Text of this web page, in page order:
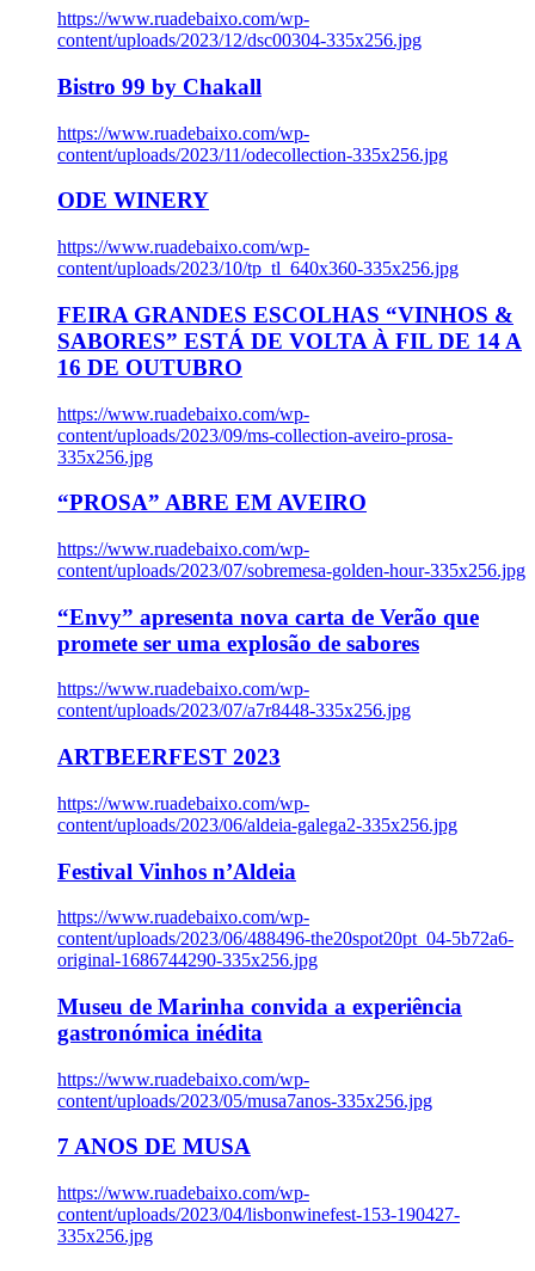
https://www.ruadebaixo.com/wp-
content/uploads/2023/12/dsc00304-335x256.jpg
Bistro 99 by Chakall
https://www.ruadebaixo.com/wp-
content/uploads/2023/11/odecollection-335x256.jpg
ODE WINERY
https://www.ruadebaixo.com/wp-
content/uploads/2023/10/tp_tl_640x360-335x256.jpg
FEIRA GRANDES ESCOLHAS “VINHOS &
SABORES” ESTÁ DE VOLTA À FIL DE 14 A
16 DE OUTUBRO
https://www.ruadebaixo.com/wp-
content/uploads/2023/09/ms-collection-aveiro-prosa-
335x256.jpg
“PROSA” ABRE EM AVEIRO
https://www.ruadebaixo.com/wp-
content/uploads/2023/07/sobremesa-golden-hour-335x256.jpg
“Envy” apresenta nova carta de Verão que
promete ser uma explosão de sabores
https://www.ruadebaixo.com/wp-
content/uploads/2023/07/a7r8448-335x256.jpg
ARTBEERFEST 2023
https://www.ruadebaixo.com/wp-
content/uploads/2023/06/aldeia-galega2-335x256.jpg
Festival Vinhos n’Aldeia
https://www.ruadebaixo.com/wp-
content/uploads/2023/06/488496-the20spot20pt_04-5b72a6-
original-1686744290-335x256.jpg
Museu de Marinha convida a experiência
gastronómica inédita
https://www.ruadebaixo.com/wp-
content/uploads/2023/05/musa7anos-335x256.jpg
7 ANOS DE MUSA
https://www.ruadebaixo.com/wp-
content/uploads/2023/04/lisbonwinefest-153-190427-
335x256.jpg